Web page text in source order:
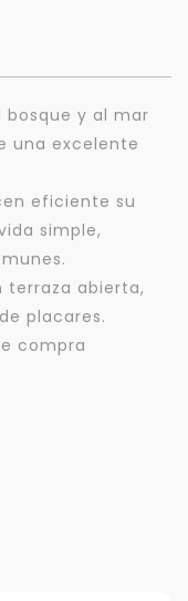
y al mar
una excelente
eficiente su
simple,
terraza abierta,
placares.
compra